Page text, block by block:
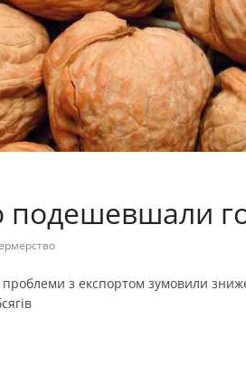
подешевшали
проблеми з експортом зумовили